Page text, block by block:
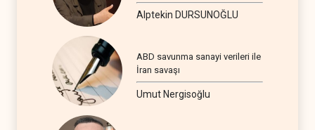
Alptekin DURSUNOĞLU
ABD savunma sanayi verileri ile
İran savaşı
Umut Nergisoğlu